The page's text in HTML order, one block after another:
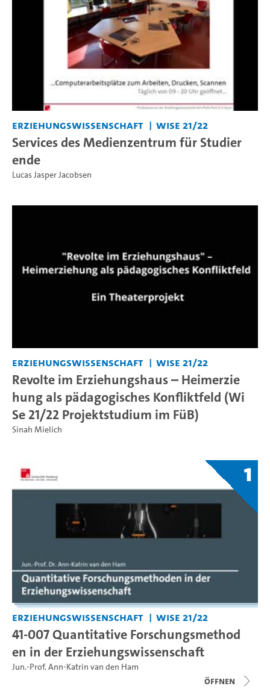
Erziehungswissenschaft WiSe 21/22
Services des Medienzentrum für Studier
ende
Lucas Jasper Jacobsen
Erziehungswissenschaft WiSe 21/22
Revolte im Erziehungshaus – Heimerzie
hung als pädagogisches Konfliktfeld (Wi
Se 21/22 Projektstudium im FüB)
Sinah Mielich
1
Erziehungswissenschaft WiSe 21/22
41-007 Quantitative Forschungsmethod
en in der Erziehungswissenschaft
Jun.-Prof. Ann-Katrin van den Ham
Öffnen